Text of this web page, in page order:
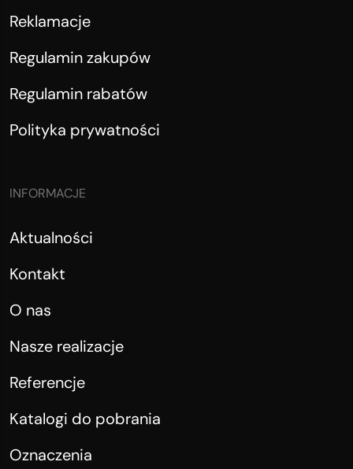
Reklamacje
Regulamin zakupów
Regulamin rabatów
Polityka prywatności
INFORMACJE
Aktualności
Kontakt
O nas
Nasze realizacje
Referencje
Katalogi do pobrania
Oznaczenia